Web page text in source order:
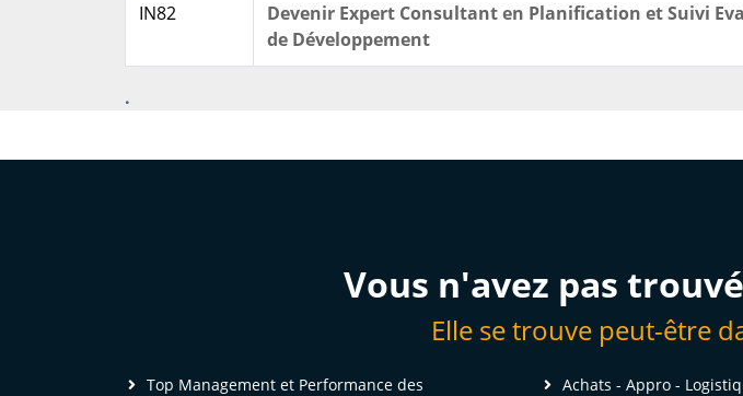
IN82
Devenir Expert Consultant en Planification et Suivi
de Développement
.
Vous n'avez pas
Elle se trouve peut-être
Top Management et Performance des
Achats - Appro -